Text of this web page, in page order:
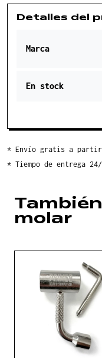
Detalles del
Marca
En stock
* Envío gratis a partir
* Tiempo de entrega
molar